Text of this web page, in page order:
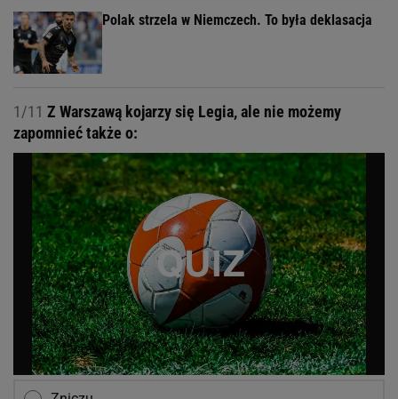
Polak strzela w Niemczech. To była deklasacja
1/11 Z Warszawą kojarzy się Legia, ale nie możemy
zapomnieć także o: